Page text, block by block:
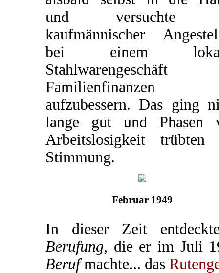
und versuchte
kaufmännischer
bei einem
Stahlwarengeschäft
Familienfinanzen
aufzubessern. Das ging
lange gut und Phasen
Arbeitslosigkeit trübten
Stimmung.
Februar 1949
In dieser Zeit
Berufung, die er im Juli
Berufmachte... das